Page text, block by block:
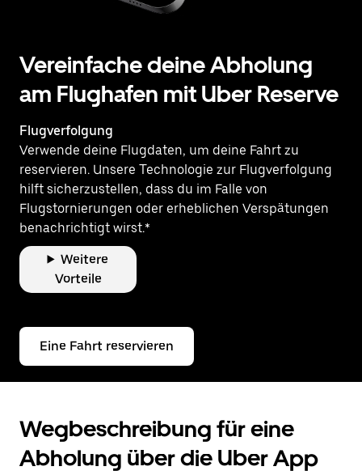
Vereinfache deine Abholung
am Flughafen mit Uber Reserve
Flugverfolgung
Verwende deine Flugdaten, um deine Fahrt zu
reservieren. Unsere Technologie zur Flugverfolgung
hilft sicherzustellen, dass du im Falle von
Flugstornierungen oder erheblichen Verspätungen
benachrichtigt wirst.*
Weitere
Vorteile
Eine Fahrt reservieren
Wegbeschreibung für eine
Abholung über die Uber App